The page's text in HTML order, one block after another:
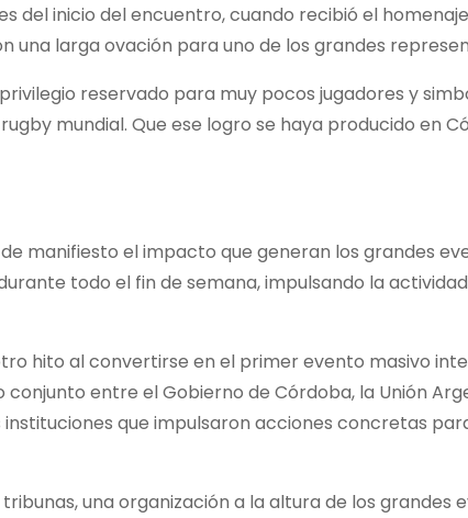
del inicio del encuentro, cuando recibió el
una larga ovación para uno de los grandes
reservado para muy pocos jugadores y
mundial. Que ese logro se haya producido en
manifiesto el impacto que generan los grandes
todo el fin de semana, impulsando la
hito al convertirse en el primer evento masivo
entre el Gobierno de Córdoba, la Unión
instituciones que impulsaron acciones concretas
una organización a la altura de los grandes